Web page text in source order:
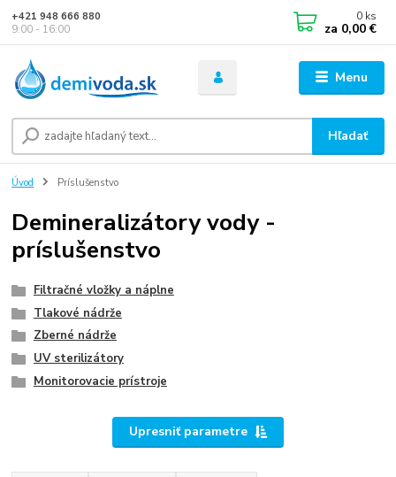
Menu
Hľadať
+421 948 666 880
9:00 - 16:00
0 ks
za 0,00 €
Úvod Príslušenstvo
Demineralizátory vody -
príslušenstvo
Filtračné vložky a náplne
Tlakové nádrže
Zberné nádrže
UV sterilizátory
Monitorovacie prístroje
Upresniť parametre